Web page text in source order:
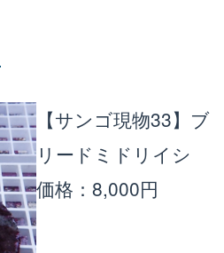
【サンゴ現物33】ブ
リードミドリイシ
価格：8,000円